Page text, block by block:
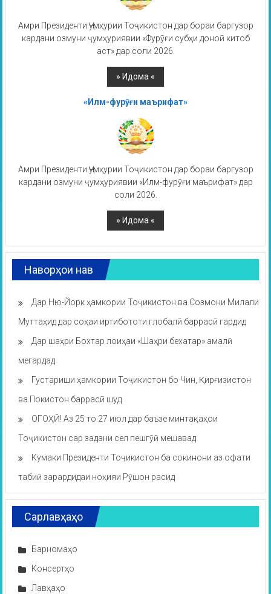
Амри Президенти Ҷумҳурии Тоҷикистон дар бораи баргузор
кардани озмуни ҷумҳуриявии «Фурӯғи субҳи доноӣ китоб
аст» дар соли 2026.
«Илм-фурӯғи маърифат»
Амри Президенти Ҷумҳурии Тоҷикистон дар бораи баргузор
кардани озмуни ҷумҳуриявии «Илм-фурӯғи маърифат» дар
соли 2026.
Наворҳои нав
Дар Ню-Йорк ҳамкории Тоҷикистон ва Созмони Милали
Муттаҳид дар соҳаи иртибототи глобалӣ баррасӣ гардид
Дар шаҳри Бохтар лоиҳаи «Шаҳри бехатар» амалӣ
мегардад
Густариши ҳамкории Тоҷикистон бо Чин, Қирғизистон
ва Покистон баррасӣ шуд
ОГОҲӢ! Аз 25 то 27 июл дар баъзе минтақаҳои
Тоҷикистон сар задани сел пешгӯӣ мешавад
Кумаки Президенти Тоҷикистон ба сокинони аз офати
табиӣ зарардидаи ноҳияи Рӯшон расид
Сарлавҳаҳо
Барномаҳо
Консертҳо
Лавҳаҳо